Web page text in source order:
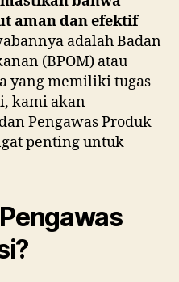
aman dan efektif
adalah Badan
(BPOM) atau
yang memiliki tugas
kami akan
Pengawas Produk
penting untuk